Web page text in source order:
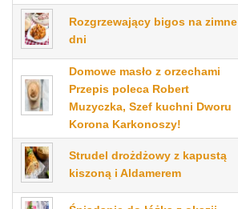
Rozgrzewający bigos na zimne
dni
Domowe masło z orzechami
Przepis poleca Robert
Muzyczka, Szef kuchni Dworu
Korona Karkonoszy!
Strudel drożdżowy z kapustą
kiszoną i Aldamerem